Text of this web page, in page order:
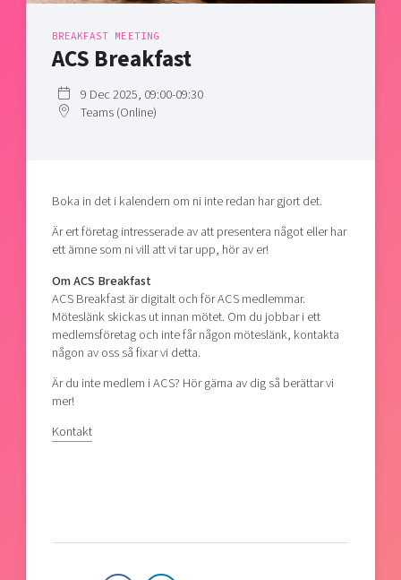
Bright East
East Sweden Tech Women
Talent & skills
Offers to boost your business
Projects
Publications
Project toolbox
Reach out to us
Today's lunch in Mjärdevi
BREAKFAST MEETING
ACS Breakfast
9 Dec 2025, 09:00-09:30
Teams (Online)
Boka in det i kalendern om ni inte redan har gjort det.
Är ert företag intresserade av att presentera något eller har
ett ämne som ni vill att vi tar upp, hör av er!
Om ACS Breakfast
ACS Breakfast är digitalt och för ACS medlemmar.
Möteslänk skickas ut innan mötet. Om du jobbar i ett
medlemsföretag och inte får någon möteslänk, kontakta
någon av oss så fixar vi detta.
Är du inte medlem i ACS? Hör gärna av dig så berättar vi
mer!
Kontakt